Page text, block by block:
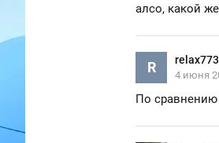
алсо, какой
R relax773
4 июня
По сравнению